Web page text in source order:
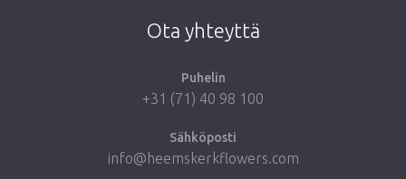
Ota yhteyttä
Puhelin
+31 (71) 40 98 100
Sähköposti
info@heemskerkflowers.com